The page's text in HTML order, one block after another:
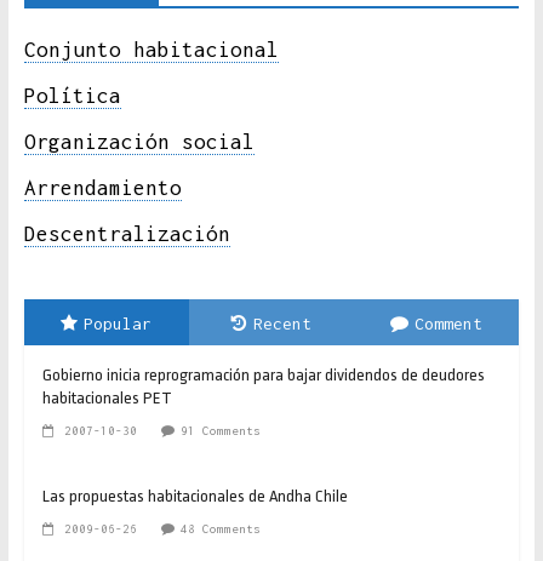
Conjunto habitacional
Política
Organización social
Arrendamiento
Descentralización
Popular Recent Comment
Gobierno inicia reprogramación para bajar dividendos de deudores
habitacionales PET
2007-10-30 91 Comments
Las propuestas habitacionales de Andha Chile
2009-06-26 48 Comments